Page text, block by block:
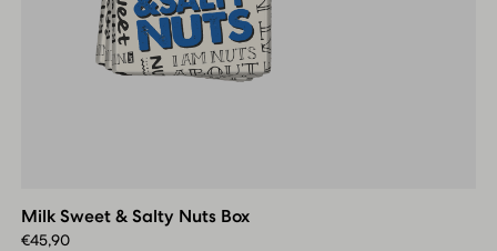
Salty
Nuts
Milk Sweet & Salty Nuts Box
€45,90